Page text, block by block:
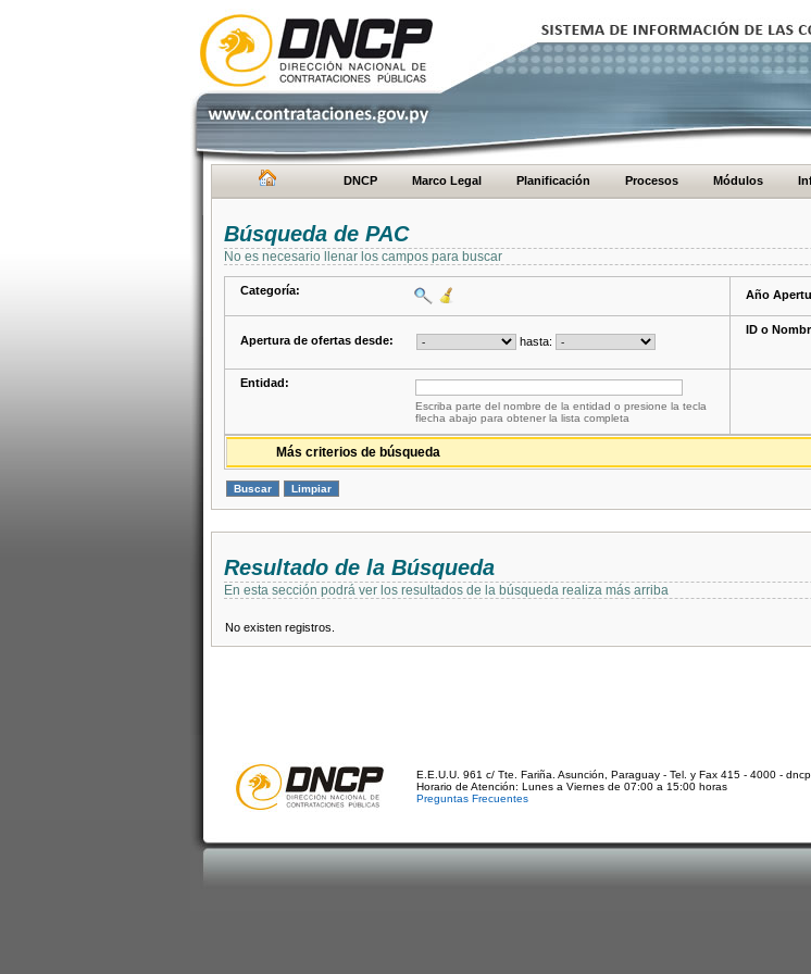
DNCP Marco Legal Planificación Procesos Módulos
Búsqueda de PAC
No es necesario llenar los campos para buscar
Categoría: Año
Apertura de ofertas desde: hasta:
ID o
Entidad:
Escriba parte del nombre de la entidad o presione la tecla
flecha abajo para obtener la lista completa
Más criterios de búsqueda
Resultado de la Búsqueda
En esta sección podrá ver los resultados de la búsqueda realiza más arriba
No existen registros.
E.E.U.U. 961 c/ Tte. Fariña. Asunción, Paraguay - Tel. y Fax 415 - 4000 -
Horario de Atención: Lunes a Viernes de 07:00 a 15:00 horas
Preguntas Frecuentes